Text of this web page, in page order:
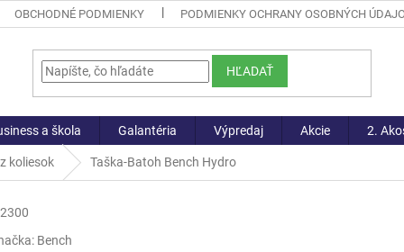
OBCHODNÉ PODMIENKY PODMIENKY OCHRANY OSOBNÝCH
HĽADAŤ
a škola Galantéria Výpredaj Akcie 2.
koliesok Taška-Batoh Bench Hydro
Bench